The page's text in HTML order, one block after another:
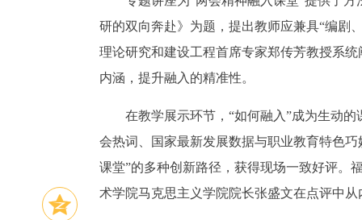
研的双向奔赴》为题，提出教师应兼具“编剧
理论研究和建设工程首席专家郑传芳教授系
内涵，提升融入的精准性。
在教学展示环节，“如何融入”成为生动
会热词、国家最新发展数据与职业教育特色
课堂”的多种创新路径，获得现场一致好评。
术学院马克思主义学院院长张盛文在点评中